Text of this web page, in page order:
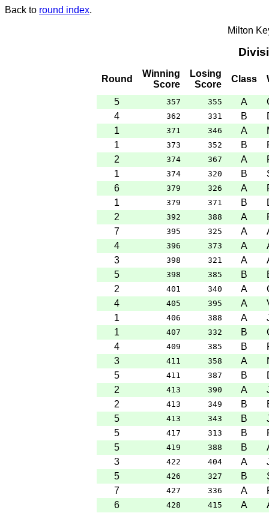
Back to round index.
Milton
Round
Winning
Score
Losing
Score
Class
5 357 355 A
4
362 331 B
1
371 346 A
1
373 352 B
2
374 367 A
1
374 320 B
6
379 326 A
1
379 371 B
2
392 388 A
7
395 325 A
4
396 373 A
3
398 321 A
5
398 385 B
2
401 340 A
4
405 395 A
1
406 388 A
1
407 332 B
4
409 385 B
3
411 358 A
5
411 387 B
2
413 390 A
2
413 349 B
5
413 343 B
5
417 313 B
5
419 388 B
3
422 404 A
5
426 327 B
7
427 336 A
6
428 415 A